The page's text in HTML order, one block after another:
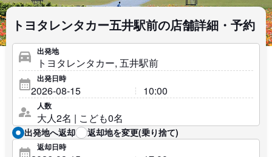
トヨタレンタカー五井駅前の店舗詳細・予約
出発地
出発日時
人数
出発地へ返却 返却地を変更(乗り捨て)
返却日時